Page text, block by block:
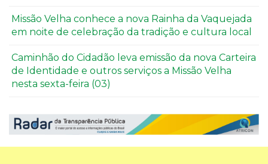
Missão Velha conhece a nova Rainha da Vaquejada
em noite de celebração da tradição e cultura local
Caminhão do Cidadão leva emissão da nova Carteira
de Identidade e outros serviços a Missão Velha
nesta sexta-feira (03)